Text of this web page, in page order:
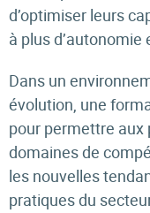
d’optimiser leurs
à plus
Dans un
évolution, une
pour permettre
domaines de
les nouvelles
pratiques du